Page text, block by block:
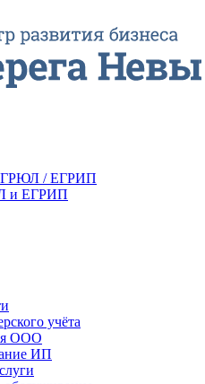
/ ЕГРИП
и ЕГРИП
учёта
ООО
ИП